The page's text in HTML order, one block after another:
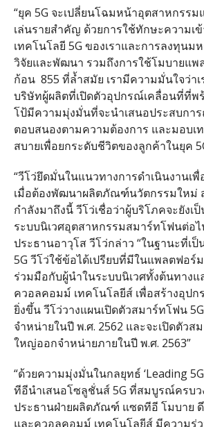
“ยุค 5G จะเปลี่ยนโฉมหน้าอุตสาหกรรม
เล่นรายสำคัญ ด้วยการใช้ทักษะความเ
เทคโนโลยี 5G ของเราและการลงทุนม
วิจัยและพัฒนา รวมถึงการใช้โมบายแ
ก้อน 855 ที่ล้ำสมัย เรามีความมั่นใจว่าเ
บริษัทผู้ผลิตที่เปิดตัวอุปกรณ์เคลื่อนที่ที่พ
โป้มีความมุ่งมั่นที่จะนำเสนอประสบกา
ตอบสนองตามความต้องการ และมอบเ
สบายเพื่อยกระดับชีวิตของลูกค้าในยุค
“วีโว่ยึดมั่นในแนวทางการดำเนินงานเ
เมื่อต้องพัฒนาผลิตภัณฑ์นวัตกรรมใหม่
กำลังมาถึงนี้ วีโว่เชื่อว่าผู้บริโภคจะยังเ
ระบบนิเวศอุตสาหกรรมสมาร์ทโฟนต่อไ
ประธานอาวุโส วีโว่กล่าว “ในฐานะที่เ
5G วีโว่ใช้ข้อได้เปรียบที่มีในแพลตฟอร์
ร่วมมือกับผู้นำในระบบนิเวศทั้งต้นทางแ
ควอลคอมม์ เทคโนโลยีส์ เพื่อสร้างอุป
ยิ่งขึ้น วีโว่วางแผนเปิดตัวสมาร์ทโฟน
จำหน่ายในปี พ.ศ. 2562 และจะเปิดตัวส
ใหญ่ออกจำหน่ายภายในปี พ.ศ. 2563”
“ด้วยความมุ่งมั่นในกลยุทธ์ ‘Leading
ทีอีนำเสนอโซลูชั่นส์ 5G ที่สมบูรณ์ครบวง
ประธานฝ่ายผลิตภัณฑ์ แซดทีอี โมบาย
และควอลคอมม์ เทคโนโลยีส์ มีความร่